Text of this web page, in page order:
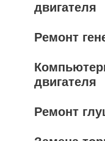
двигателя
Ремонт
двигателя
Ремонт